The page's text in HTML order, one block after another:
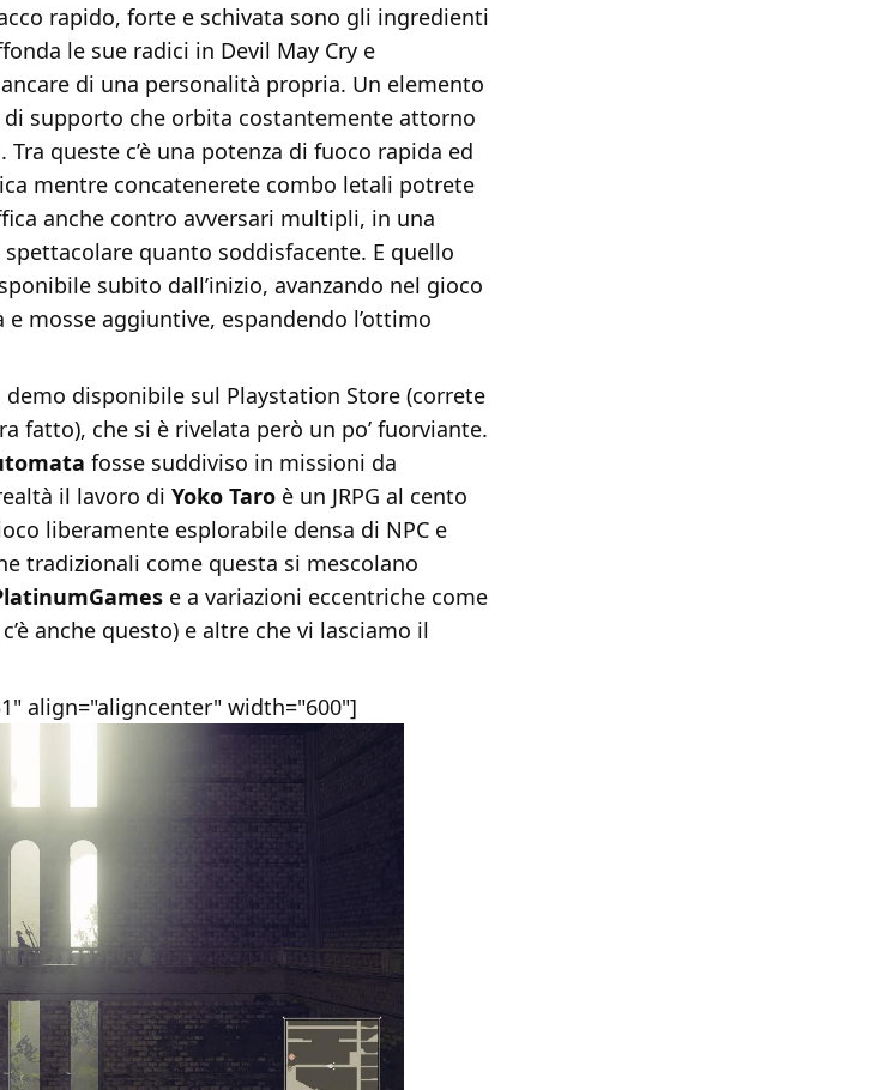
rapido, forte e schivata sono gli ingredienti
le sue radici in Devil May Cry e
di una personalità propria. Un elemento
supporto che orbita costantemente attorno
queste c’è una potenza di fuoco rapida ed
mentre concatenerete combo letali potrete
anche contro avversari multipli, in una
quanto soddisfacente. E quello
subito dall’inizio, avanzando nel gioco
mosse aggiuntive, espandendo l’ottimo
disponibile sul Playstation Store (correte
fatto), che si è rivelata però un po’ fuorviante.
fosse suddiviso in missioni da
il lavoro di Yoko Taro è un JRPG al cento
liberamente esplorabile densa di NPC e
tradizionali come questa si mescolano
e a variazioni eccentriche come
anche questo) e altre che vi lasciamo il
align="aligncenter" width="600"]